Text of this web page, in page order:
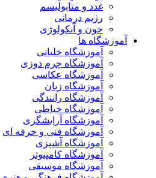
غدد و متابولیسم
رژیم درمانی
خون و آنکولوژی
آموزشگاه ها
آموزشگاه خلبانی
آموزشگاه چرم دوزی
آموزشگاه عکاسی
آموزشگاه زبان
آموزشگاه رانندگی
آموزشگاه خیاطی
آموزشگاه آرایشگری
آموزشگاه فنی و حرفه ای
آموزشگاه آشپزی
آموزشگاه کامپیوتر
آموزشگاه موسیقی